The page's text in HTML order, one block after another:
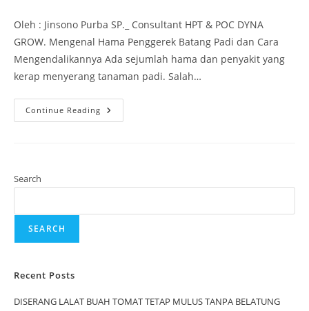
Oleh : Jinsono Purba SP._ Consultant HPT & POC DYNA
GROW. Mengenal Hama Penggerek Batang Padi dan Cara
Mengendalikannya Ada sejumlah hama dan penyakit yang
kerap menyerang tanaman padi. Salah…
Continue Reading
Search
SEARCH
Recent Posts
DISERANG LALAT BUAH TOMAT TETAP MULUS TANPA BELATUNG